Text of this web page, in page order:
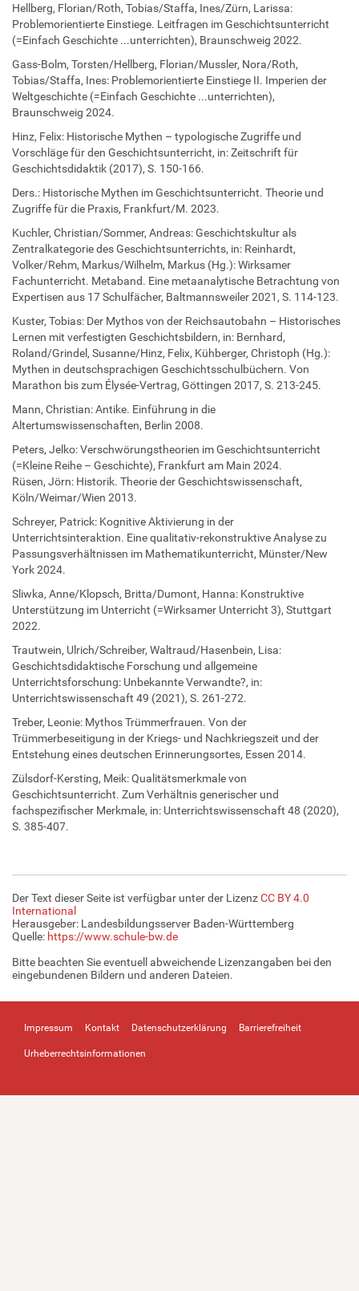
Hellberg, Florian/Roth, Tobias/Staffa, Ines/Zürn, Larissa:
Problemorientierte Einstiege. Leitfragen im Geschichtsunterricht
(=Einfach Geschichte ...unterrichten), Braunschweig 2022.
Gass-Bolm, Torsten/Hellberg, Florian/Mussler, Nora/Roth,
Tobias/Staffa, Ines: Problemorientierte Einstiege II. Imperien der
Weltgeschichte (=Einfach Geschichte ...unterrichten),
Braunschweig 2024.
Hinz, Felix: Historische Mythen – typologische Zugriffe und
Vorschläge für den Geschichtsunterricht, in: Zeitschrift für
Geschichtsdidaktik (2017), S. 150-166.
Ders.: Historische Mythen im Geschichtsunterricht. Theorie und
Zugriffe für die Praxis, Frankfurt/M. 2023.
Kuchler, Christian/Sommer, Andreas: Geschichtskultur als
Zentralkategorie des Geschichtsunterrichts, in: Reinhardt,
Volker/Rehm, Markus/Wilhelm, Markus (Hg.): Wirksamer
Fachunterricht. Metaband. Eine metaanalytische Betrachtung von
Expertisen aus 17 Schulfächer, Baltmannsweiler 2021, S. 114-123.
Kuster, Tobias: Der Mythos von der Reichsautobahn – Historisches
Lernen mit verfestigten Geschichtsbildern, in: Bernhard,
Roland/Grindel, Susanne/Hinz, Felix, Kühberger, Christoph (Hg.):
Mythen in deutschsprachigen Geschichtsschulbüchern. Von
Marathon bis zum Élysée-Vertrag, Göttingen 2017, S. 213-245.
Mann, Christian: Antike. Einführung in die
Altertumswissenschaften, Berlin 2008.
Peters, Jelko: Verschwörungstheorien im Geschichtsunterricht
(=Kleine Reihe – Geschichte), Frankfurt am Main 2024.
Rüsen, Jörn: Historik. Theorie der Geschichtswissenschaft,
Köln/Weimar/Wien 2013.
Schreyer, Patrick: Kognitive Aktivierung in der
Unterrichtsinteraktion. Eine qualitativ-rekonstruktive Analyse zu
Passungsverhältnissen im Mathematikunterricht, Münster/New
York 2024.
Sliwka, Anne/Klopsch, Britta/Dumont, Hanna: Konstruktive
Unterstützung im Unterricht (=Wirksamer Unterricht 3), Stuttgart
2022.
Trautwein, Ulrich/Schreiber, Waltraud/Hasenbein, Lisa:
Geschichtsdidaktische Forschung und allgemeine
Unterrichtsforschung: Unbekannte Verwandte?, in:
Unterrichtswissenschaft 49 (2021), S. 261-272.
Treber, Leonie: Mythos Trümmerfrauen. Von der
Trümmerbeseitigung in der Kriegs- und Nachkriegszeit und der
Entstehung eines deutschen Erinnerungsortes, Essen 2014.
Zülsdorf-Kersting, Meik: Qualitätsmerkmale von
Geschichtsunterricht. Zum Verhältnis generischer und
fachspezifischer Merkmale, in: Unterrichtswissenschaft 48 (2020),
S. 385-407.
Der Text dieser Seite ist verfügbar unter der LizenzCC BY 4.0
International
Herausgeber: Landesbildungsserver Baden-Württemberg
Quelle: https://www.schule-bw.de
Bitte beachten Sie eventuell abweichende Lizenzangaben bei den
eingebundenen Bildern und anderen Dateien.
Impressum Kontakt Datenschutzerklärung Barrierefreiheit
Urheberrechtsinformationen